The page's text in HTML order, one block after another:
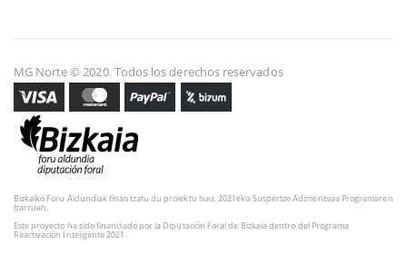
MG Norte © 2020. Todos los derechos reservados
Bizkaiko Foru Aldundiak finantzatu du proiektu hau, 2021eko Suspertze Adimentsua Programaren
barruan.
Este proyecto ha sido financiado por la Diputación Foral de Bizkaia dentro del Programa
Reactivación Inteligente 2021.